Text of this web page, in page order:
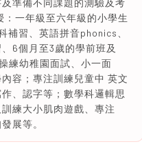
準備不同課題的測驗及考
一年級至六年級的小學生
補習、英語拼音phonics、
6個月至3歲的學前班及
練幼稚園面試、小一面
容；專注訓練兒童中 英文
、認字等；數學科邏輯思
練大小肌肉遊戲、專注
展等。